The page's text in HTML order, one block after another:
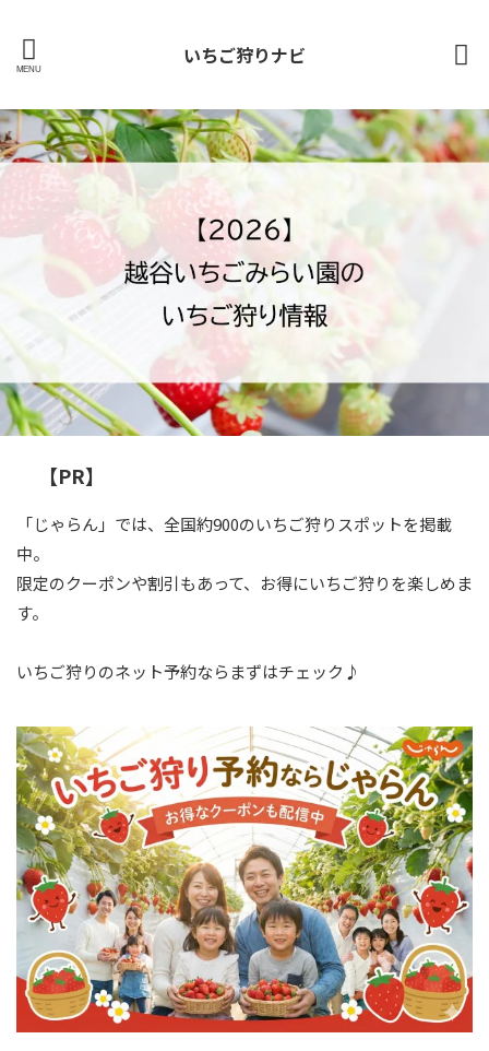
いちご狩りナビ
【PR】
「じゃらん」では、全国約900のいちご狩りスポットを掲載
中。
限定のクーポンや割引もあって、お得にいちご狩りを楽しめま
す。
いちご狩りのネット予約ならまずはチェック♪